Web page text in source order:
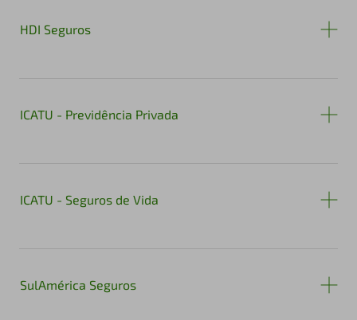
HDI Seguros
ICATU - Previdência Privada
ICATU - Seguros de Vida
SulAmérica Seguros